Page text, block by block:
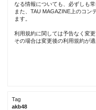
なる情報についても、必ずしも
また、TAU MAGAZINE上のコン
ます。
利用規約に関しては予告なく変更
その場合は変更後の利用規約が
Tag
akb48